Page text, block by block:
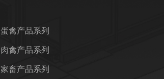
蛋禽产品系列
肉禽产品系列
家畜产品系列